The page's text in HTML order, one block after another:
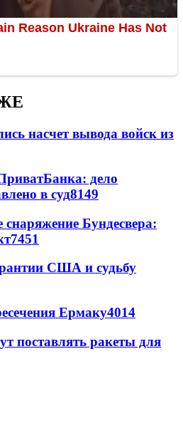
насчет вывода войск из
дело
в суд8149
Бундесвера:
7451
США и судьбу
Ермаку4014
поставлять ракеты для